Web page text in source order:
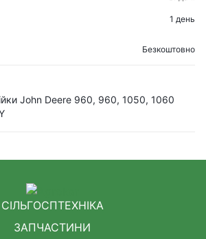
John Deere 960, 960, 1050, 1060
1 день
Безкоштовно
СІЛЬГОСПТЕХНІКА
ЗАПЧАСТИНИ